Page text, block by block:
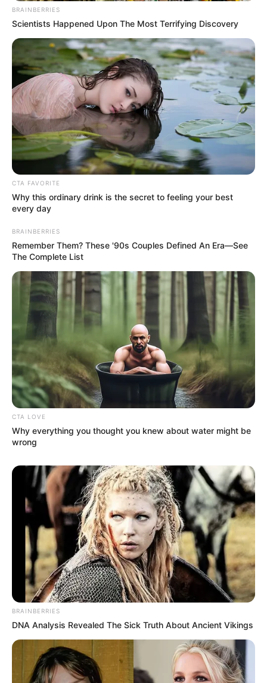
BRAINBERRIES
Scientists Happened Upon The Most Terrifying Discovery
CTA FAVORITE
Why this ordinary drink is the secret to feeling your best
every day
BRAINBERRIES
Remember Them? These '90s Couples Defined An Era—See
The Complete List
CTA LOVE
Why everything you thought you knew about water might be
wrong
BRAINBERRIES
DNA Analysis Revealed The Sick Truth About Ancient Vikings